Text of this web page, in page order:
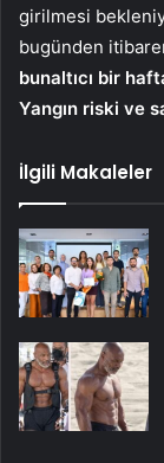
girilmesi
bugünden
bunaltıcı bir
Yangın riski ve
İlgili Makaleler